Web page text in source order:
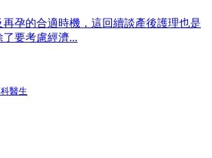
再孕的合適時機，這回續談產後護理也是
要考慮經濟...
醫生